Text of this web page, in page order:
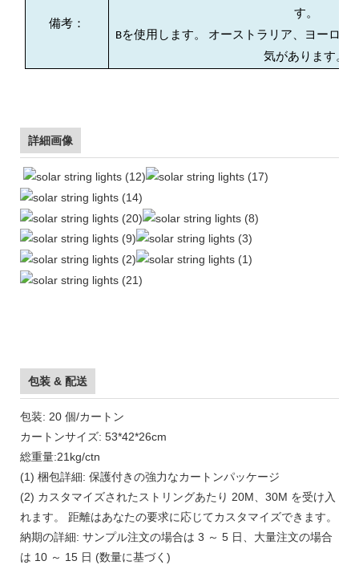
備考：
す。
Bを使用します。 オーストラリア、ヨーロッ
気があります。
詳細画像
包装 & 配送
包装: 20 個/カートン
カートンサイズ: 53*42*26cm
総重量:21kg/ctn
(1) 梱包詳細: 保護付きの強力なカートンパッケージ
(2) カスタマイズされたストリングあたり 20M、30M を受け入
れます。 距離はあなたの要求に応じてカスタマイズできます。
納期の詳細: サンプル注文の場合は 3 ～ 5 日、大量注文の場合
は 10 ～ 15 日 (数量に基づく)